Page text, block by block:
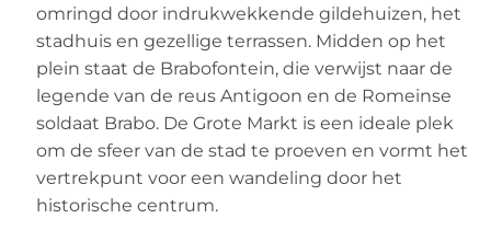
omringd door indrukwekkende gildehuizen, het
stadhuis en gezellige terrassen. Midden op het
plein staat de Brabofontein, die verwijst naar de
legende van de reus Antigoon en de Romeinse
soldaat Brabo. De Grote Markt is een ideale plek
om de sfeer van de stad te proeven en vormt het
vertrekpunt voor een wandeling door het
historische centrum.